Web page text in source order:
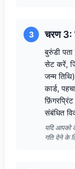
3 चरण 3:
बुरुंडी
सेट करें,
जन्म
कार्ड,
संबंधित
यदि आपको
गति देने के